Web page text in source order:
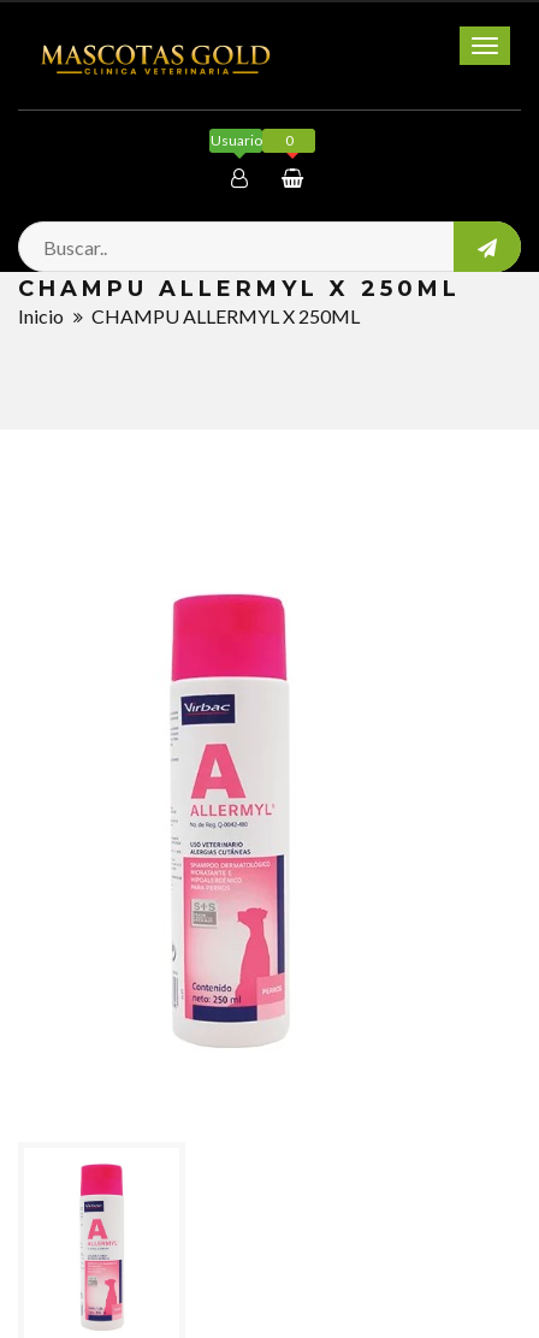
Usuario
Salir
0
CHAMPU ALLERMYL X 250ML
Inicio CHAMPU ALLERMYL X 250ML